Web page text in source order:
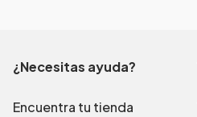
¿Necesitas ayuda?
Encuentra tu tienda